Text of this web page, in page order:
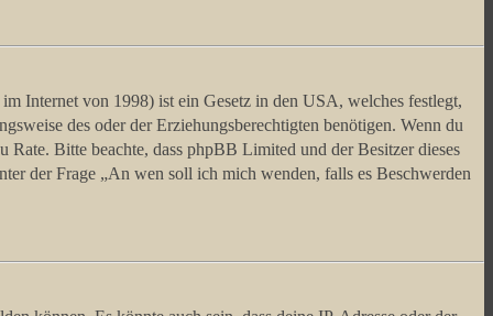
Internet von 1998) ist ein Gesetz in den USA, welches festlegt,
des oder der Erziehungsberechtigten benötigen. Wenn du
Bitte beachte, dass phpBB Limited und der Besitzer dieses
der Frage „An wen soll ich mich wenden, falls es Beschwerden